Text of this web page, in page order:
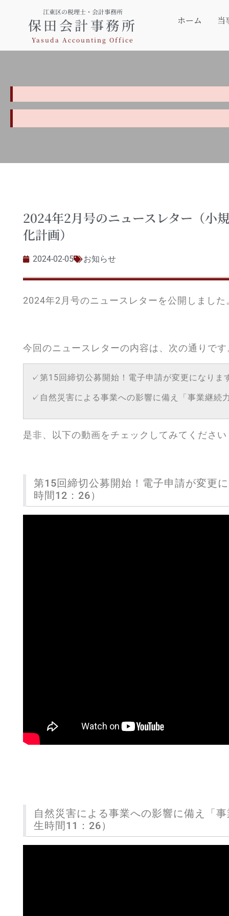
江東区の税理士・会計事務所
保田会計事務所
Yasuda Accounting Office
ホーム 当
2024年2月号のニュースレター（小
化計画）
2024-02-05 お知らせ
2024年2月号のニュースレターを公開しました
今回のニュースレターの内容は、次の通りです
✓第15回締切公募開始！電子申請が変更になりま
✓自然災害による事業への影響に備え「事業継続
是非、以下の動画をチェックしてみてくださ
第15回締切公募開始！電子申請が変更
時間12：26）
自然災害による事業への影響に備え「
生時間11：26）